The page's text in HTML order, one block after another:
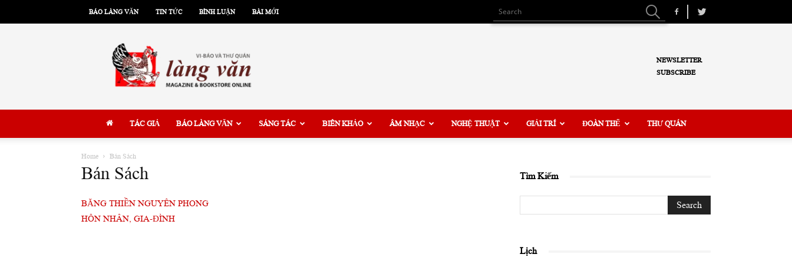
BÁO LÀNG VĂN TIN TỨC BÌNH LUẬN BÀI MỚI
Văn
NEWSLETTER
SUBSCRIBE
TÁC GIẢ BÁO LÀNG VĂN SÁNG TÁC BIÊN KHẢO ÂM NHẠC NGHỆ THUẬT GIẢI TRÍ ĐOÀN THỂ THƯ QUÁN
Home Bán Sách
Bán Sách
BĂNG THIỀN NGUYÊN PHONG
HÔN NHÂN, GIA-ĐÌNH
Tìm Kiếm
Lịch